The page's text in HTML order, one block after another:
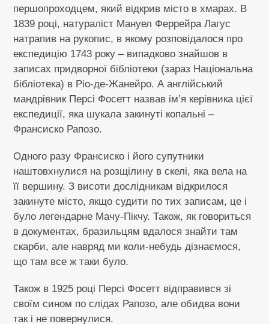
першопроходцем, який відкрив місто в хмарах. В
1839 році, натураліст Мануел Феррейра Лагус
натрапив на рукопис, в якому розповідалося про
експедицію 1743 року – випадково знайшов в
записах придворної бібліотеки (зараз Національна
бібліотека) в Ріо-де-Жанейро. А англійський
мандрівник Персі Фосетт назвав ім’я керівника цієї
експедиції, яка шукала закинуті копальні –
Франсиско Рапозо.
Одного разу Франсиско і його супутники
наштовхнулися на розщілину в скелі, яка вела на
її вершину. З висоти дослідникам відкрилося
закинуте місто, якщо судити по тих записам, це і
було легендарне Мачу-Пікчу. Також, як говориться
в документах, бразильцям вдалося знайти там
скарби, але навряд ми коли-небудь дізнаємося,
що там все ж таки було.
Також в 1925 році Персі Фосетт відправився зі
своїм сином по слідах Рапозо, але обидва вони
так і не повернулися.